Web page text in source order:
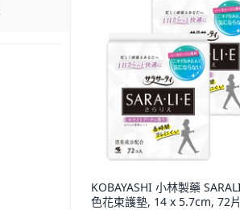
KOBAYASHI 小林製藥
色花束護墊, 14 x 5.7cm, 72